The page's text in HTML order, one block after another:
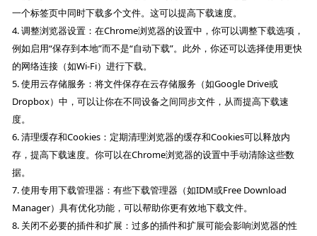
一个标签页中同时下载多个文件。这可以提高下载速度。
4. 调整浏览器设置：在Chrome浏览器的设置中，你可以调整下载选项，
例如启用“保存到本地”而不是“自动下载”。此外，你还可以选择使用更快
的网络连接（如Wi-Fi）进行下载。
5. 使用云存储服务：将文件保存在云存储服务（如Google Drive或
Dropbox）中，可以让你在不同设备之间同步文件，从而提高下载速
度。
6. 清理缓存和Cookies：定期清理浏览器的缓存和Cookies可以释放内
存，提高下载速度。你可以在Chrome浏览器的设置中手动清除这些数
据。
7. 使用专用下载管理器：有些下载管理器（如IDM或Free Download
Manager）具有优化功能，可以帮助你更有效地下载文件。
8. 关闭不必要的插件和扩展：过多的插件和扩展可能会影响浏览器的性